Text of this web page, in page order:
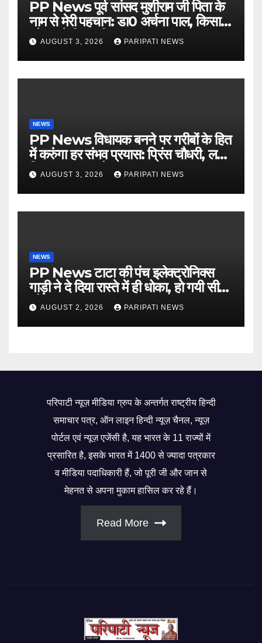
PP News पूर्व सांसद मुशीराम जी पिता के
नाम से मेरी पहचान: डा0 अर्चना पाल, किसान
चौपाल में दिया परिचय
AUGUST 3, 2026 PARIPATI NEWS
NEWS
PP News विधायक बनने पर गरीबों के हित
में करुंगा हर संभव प्रयास: प्रिंस चौधरी, लगाई
किसान मजदूर चौपाल
AUGUST 3, 2026 PARIPATI NEWS
NEWS
PP News टाटा की पंच इलेक्ट्रोनिक्स
गाड़ी ने दे दिया रास्ते में ही धोका, हो गयी सीज,
जो सब बताया झूठ
AUGUST 2, 2026 PARIPATI NEWS
परिपाटी न्यूज़ मीडिया ग्रुप के अन्तर्गत राष्ट्रीय हिन्दी
समाचार पत्र, ऑन लाइन हिन्दी न्यूज़ चैनल, न्यूज़
पोर्टल एवं न्यूज़ एजेंसी है, यह भारत के 11 राज्यों में
प्रसारित है, इसके भारत में 1400 से ज्यादा पत्रकार
व मीडिया पदाधिकारी हैं, जो पूरी जी और जान से
मेहनत से अपना मुकाम हासिल कर रहे हैं।
Read More